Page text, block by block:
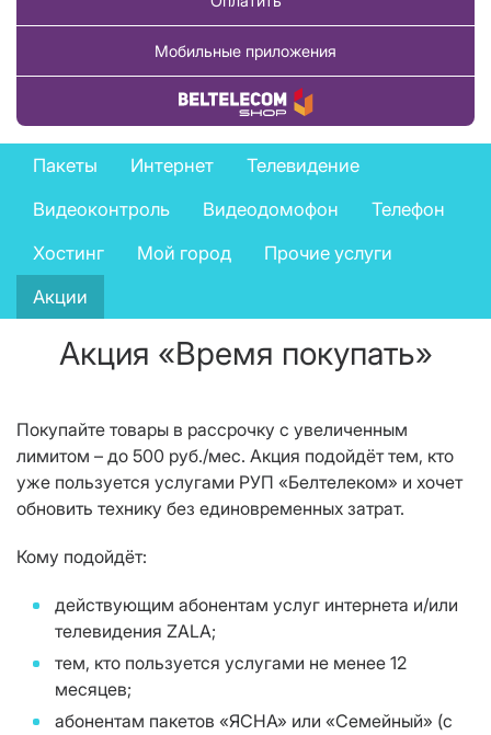
Мобильные приложения
Купить товар
Private
services
menu
Пакеты Интернет
Телевидение
Видеоконтроль
Видеодомофон
Телефон
Хостинг
Мой город
Прочие услуги
Акции
Акция «Время покупать»
Покупайте товары в рассрочку с увеличенным
лимитом – до 500 руб./мес. Акция подойдёт тем, кто
уже пользуется услугами РУП «Белтелеком» и хочет
обновить технику без единовременных затрат.
Кому подойдёт:
действующим абонентам услуг интернета и/или
телевидения ZALA;
тем, кто пользуется услугами не менее 12
месяцев;
абонентам пакетов «ЯСНА» или «Семейный» (с